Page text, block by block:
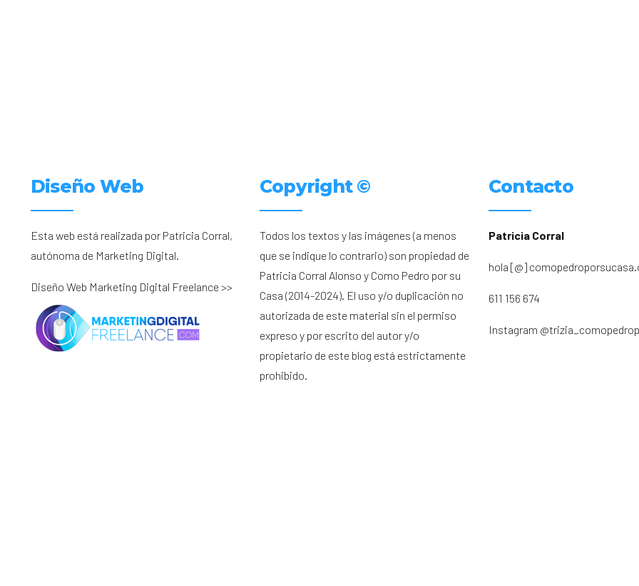
Diseño Web
Esta web está realizada por Patricia Corral,
autónoma de Marketing Digital.
Diseño Web Marketing Digital Freelance >>
Copyright ©
Todos los textos y las imágenes (a menos
que se indique lo contrario) son propiedad de
Patricia Corral Alonso y Como Pedro por su
Casa (2014-2024). El uso y/o duplicación no
autorizada de este material sin el permiso
expreso y por escrito del autor y/o
propietario de este blog está estrictamente
prohibido.
Contacto
Patricia Corral
hola [@]
611 156 674
Instagram